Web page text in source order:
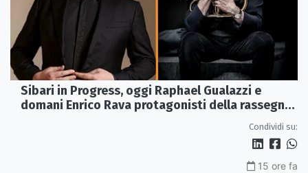
Sibari in Progress, oggi Raphael Gualazzi e
domani Enrico Rava protagonisti della rassegna
Condividi su:
15 ore fa